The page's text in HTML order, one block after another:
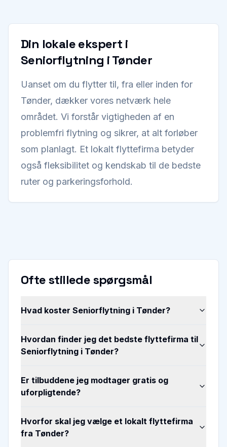
Din lokale ekspert i
Seniorflytning i Tønder
Uanset om du flytter til, fra eller inden for
Tønder, dækker vores netværk hele
området. Vi forstår vigtigheden af en
problemfri flytning og sikrer, at alt forløber
som planlagt. Et lokalt flyttefirma betyder
også fleksibilitet og kendskab til de bedste
ruter og parkeringsforhold.
Ofte stillede spørgsmål
Hvad koster Seniorflytning i Tønder?
Hvordan finder jeg det bedste flyttefirma til
Seniorflytning i Tønder?
Er tilbuddene jeg modtager gratis og
uforpligtende?
Hvorfor skal jeg vælge et lokalt flyttefirma
fra Tønder?